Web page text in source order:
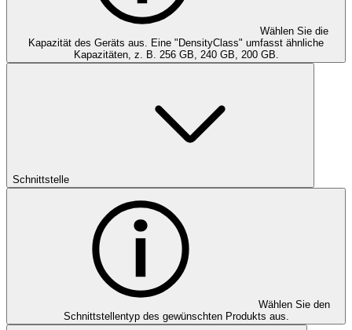
Wählen Sie die
Kapazität des Geräts aus. Eine "DensityClass" umfasst ähnliche
Kapazitäten, z. B. 256 GB, 240 GB, 200 GB.
Schnittstelle
Wählen Sie den
Schnittstellentyp des gewünschten Produkts aus.